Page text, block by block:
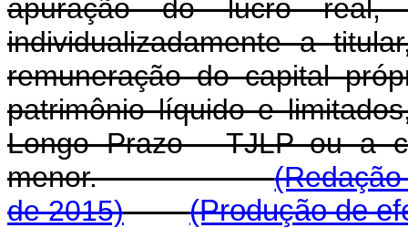
apuração do lucro
individualizadamente a
remuneração do capital
patrimônio líquido e
Longo Prazo - TJLP ou a
menor.
de 2015)
(Produção de